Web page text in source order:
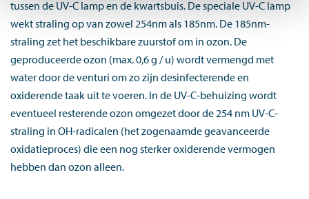
tussen de UV-C lamp en de kwartsbuis. De speciale UV-C lamp
wekt straling op van zowel 254nm als 185nm. De 185nm-
straling zet het beschikbare zuurstof om in ozon. De
geproduceerde ozon (max. 0,6 g / u) wordt vermengd met
water door de venturi om zo zijn desinfecterende en
oxiderende taak uit te voeren. In de UV-C-behuizing wordt
eventueel resterende ozon omgezet door de 254 nm UV-C-
straling in OH-radicalen (het zogenaamde geavanceerde
oxidatieproces) die een nog sterker oxiderende vermogen
hebben dan ozon alleen.